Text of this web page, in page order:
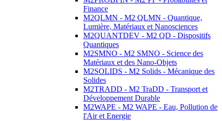
Finance
M2QLMN - M2 QLMN - Quantique,
Lumière, Matériaux et Nanosciences
M2QUANTDEV - M2 QD - Dispositifs
Quantiques
M2SMNO - M2 SMNO - Science des
Matériaux et des Nano-Objets
M2SOLIDS - M2 Solids - Mécanique des
Solides
M2TRADD - M2 TraDD - Transport et
Développement Durable
M2WAPE - M2 WAPE - Eau, Pollution de
l'Air et Energie